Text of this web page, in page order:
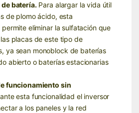
batería.Para alargar la vida útil
de plomo ácido, esta
eliminar la sulfatación que
placas de este tipo de
ya sean monoblock de baterías
abierto o baterías estacionarias
funcionamiento sin
esta funcionalidad el inversor
a los paneles y la red